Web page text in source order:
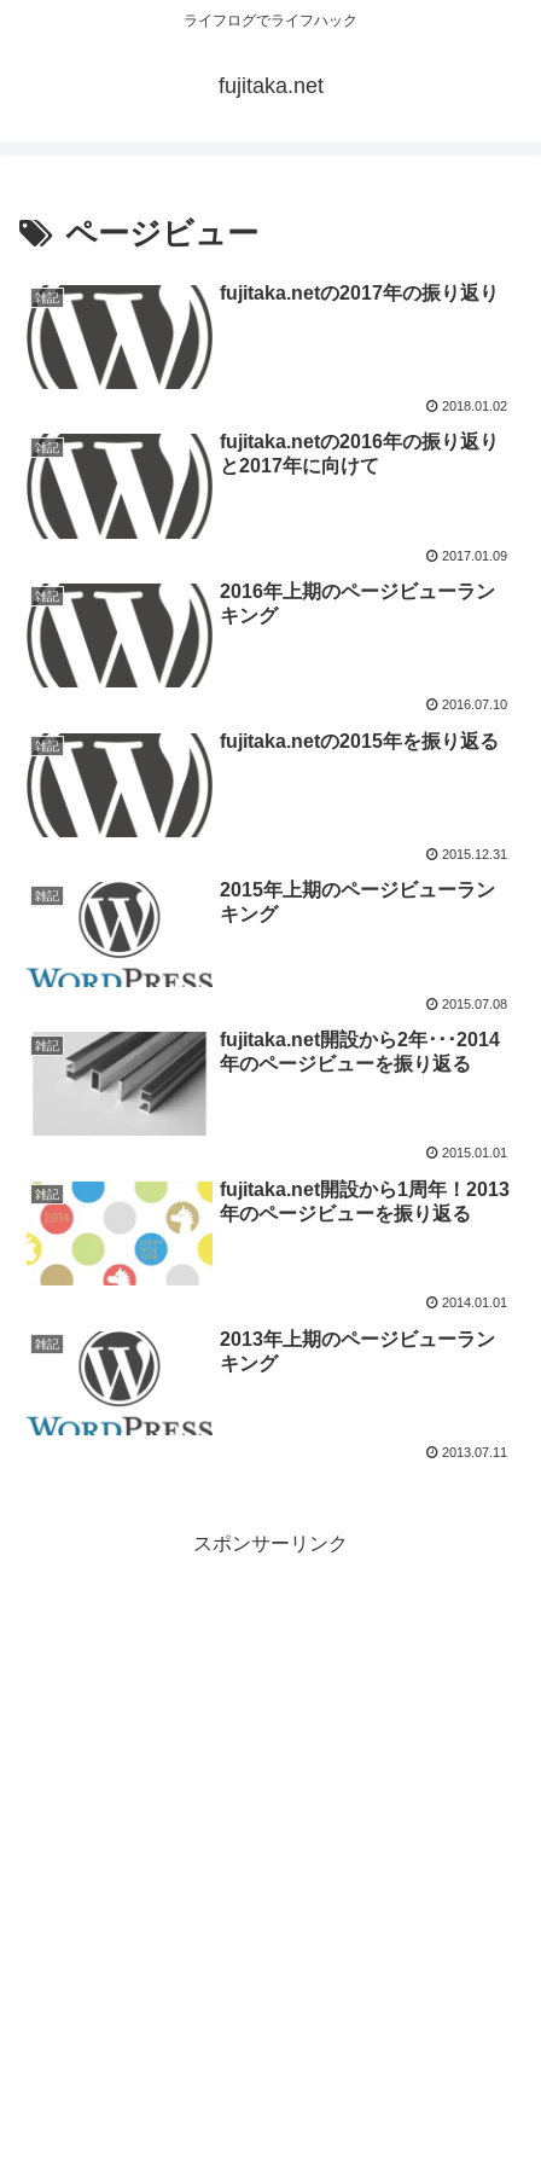
ライフログでライフハック
fujitaka.net
ページビュー
雑記 fujitaka.netの2017年の振り返り
2018.01.02
雑記
fujitaka.netの2016年の振り返り
と2017年に向けて
2017.01.09
雑記
2016年上期のページビューラン
キング
2016.07.10
雑記 fujitaka.netの2015年を振り返る
2015.12.31
雑記
2015年上期のページビューラン
キング
2015.07.08
雑記
fujitaka.net開設から2年･･･2014
年のページビューを振り返る
2015.01.01
雑記
fujitaka.net開設から1周年！2013
年のページビューを振り返る
2014.01.01
雑記
2013年上期のページビューラン
キング
2013.07.11
スポンサーリンク